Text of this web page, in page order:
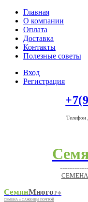
Главная
О компании
Оплата
Доставка
Контакты
Полезные советы
Вход
Регистрация
Телефон
СемянМного.РФ
СЕМЕНА и САЖЕНЦЫ ПОЧТОЙ